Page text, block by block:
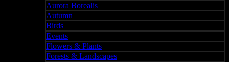
Aurora Borealis
Autumn
Birds
Events
Flowers & Plants
Forests & Landscapes